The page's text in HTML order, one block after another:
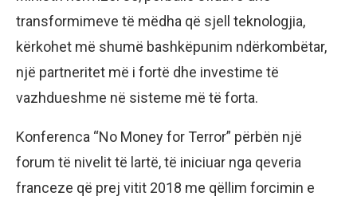
transformimeve të mëdha që sjell teknologjia,
kërkohet më shumë bashkëpunim ndërkombëtar,
një partneritet më i fortë dhe investime të
vazhdueshme në sisteme më të forta.
Konferenca “No Money for Terror” përbën një
forum të nivelit të lartë, të iniciuar nga qeveria
franceze që prej vitit 2018 me qëllim forcimin e